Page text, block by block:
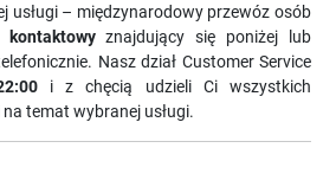
usługi – międzynarodowy przewóz osób
kontaktowyznajdujący się poniżej lub
Nasz dział Customer Service
i z chęcią udzieli Ci wszystkich
temat wybranej usługi.